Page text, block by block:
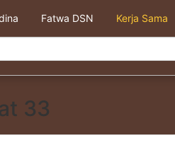
Fatwa DSN Kerja Sama
33